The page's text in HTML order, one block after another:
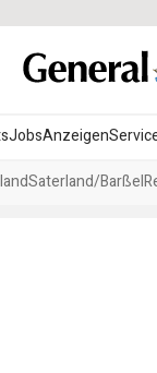
JobsAnzeigen
Saterland/Barßel